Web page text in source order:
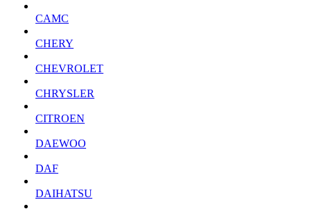
CAMC
CHERY
CHEVROLET
CHRYSLER
CITROEN
DAEWOO
DAF
DAIHATSU